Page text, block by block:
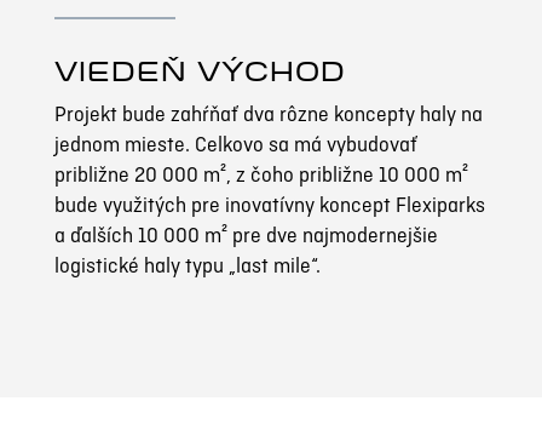
VIEDEŇ VÝCHOD
Projekt bude zahŕňať dva rôzne koncepty haly na
jednom mieste. Celkovo sa má vybudovať
približne 20 000 m², z čoho približne 10 000 m²
bude využitých pre inovatívny koncept Flexiparks
a ďalších 10 000 m² pre dve najmodernejšie
logistické haly typu „last mile“.